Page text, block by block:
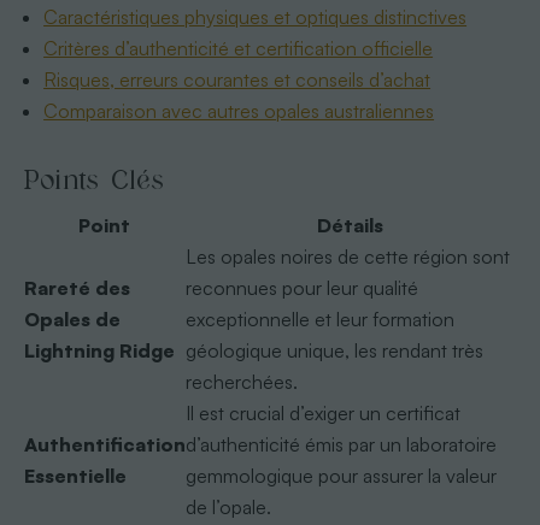
Caractéristiques physiques et optiques distinctives
Critères d’authenticité et certification officielle
Risques, erreurs courantes et conseils d’achat
Comparaison avec autres opales australiennes
Points Clés
Point Détails
Rareté des
Opales de
Lightning Ridge
Les opales noires de cette région sont
reconnues pour leur qualité
exceptionnelle et leur formation
géologique unique, les rendant très
recherchées.
Authentification
Essentielle
Il est crucial d’exiger un certificat
d’authenticité émis par un laboratoire
gemmologique pour assurer la valeur
de l’opale.